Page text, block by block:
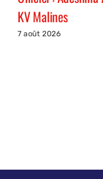
KV Malines
7 août 2026